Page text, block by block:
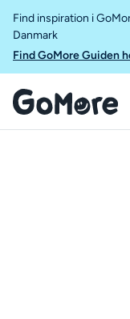
Find inspiration i
Danmark
Find GoMore Guiden